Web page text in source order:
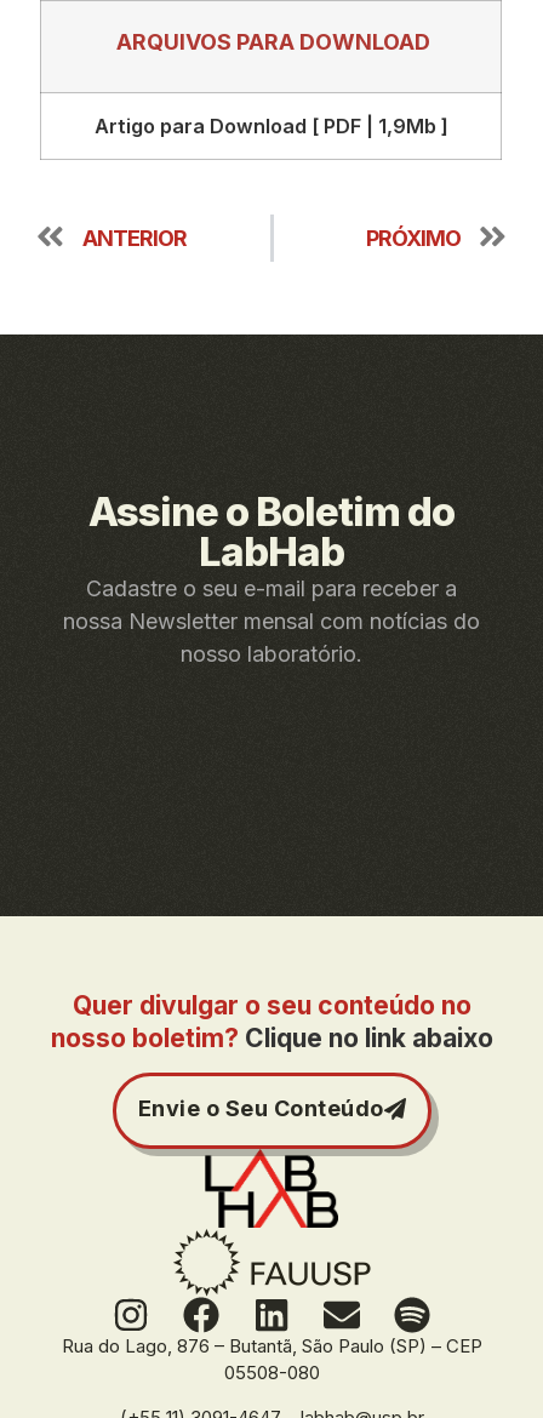
ARQUIVOS PARA DOWNLOAD
Artigo para Download [ PDF | 1,9Mb ]
ANTERIOR PRÓXIMO
Assine o Boletim do
LabHab
Cadastre o seu e-mail para receber a
nossa Newsletter mensal com notícias do
nosso laboratório.
Rua do Lago, 876 – Butantã, São Paulo (SP) – CEP
05508-080
Quer divulgar o seu conteúdo no
nosso boletim? Clique no link abaixo
Envie o Seu Conteúdo